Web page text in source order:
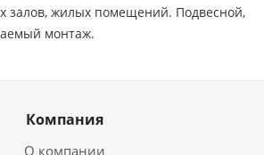
залов, жилых помещений. Подвесной,
монтаж.
Компания
О компании